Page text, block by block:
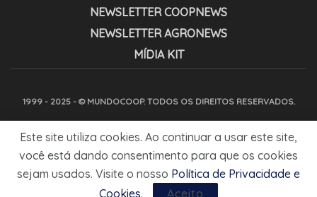
NEWSLETTER COOPNEWS
NEWSLETTER AGRONEWS
MÍDIA KIT
1999 - 2025 - © MUNDOCOOP. TODOS OS DIREITOS RESERVADOS.
Este site utiliza cookies. Ao continuar a usar este site,
você está dando consentimento para que os cookies
sejam usados. Visite o nosso Política de Privacidade e
Cookies. Aceito